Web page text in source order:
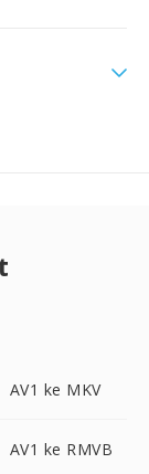
AV1 ke MKV
AV1 ke RMVB